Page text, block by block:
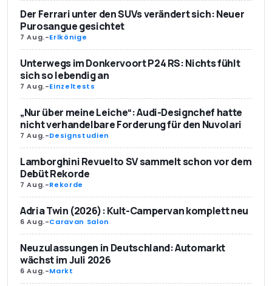
Der Ferrari unter den SUVs verändert sich: Neuer
Purosangue gesichtet
7 Aug.-Erlkönige
Unterwegs im Donkervoort P24 RS: Nichts fühlt
sich so lebendig an
7 Aug.-Einzeltests
„Nur über meine Leiche“: Audi-Designchef hatte
nicht verhandelbare Forderung für den Nuvolari
7 Aug.-Designstudien
Lamborghini Revuelto SV sammelt schon vor dem
Debüt Rekorde
7 Aug.-Rekorde
Adria Twin (2026): Kult-Campervan komplett neu
6 Aug.-Caravan Salon
Neuzulassungen in Deutschland: Automarkt
wächst im Juli 2026
6 Aug.-Markt